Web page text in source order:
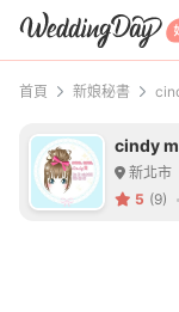
首頁 新娘秘書
cindy
新北市
5 (9)